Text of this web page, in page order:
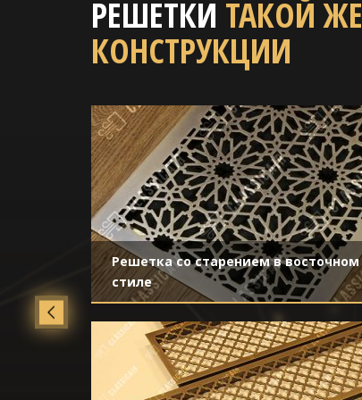
РЕШЕТКИ ТАКОЙ ЖЕ
КОНСТРУКЦИИ
Решетка со старением в восточном
стиле
Материал- Латунь
Отделка- Старение с эффектом
затёртости